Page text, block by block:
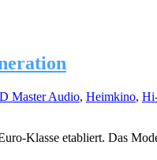
Master Audio, Heimkino,
Klasse etabliert. Das